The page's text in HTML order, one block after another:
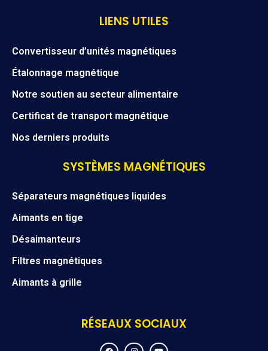
LIENS UTILES
Convertisseur d’unités magnétiques
Étalonnage magnétique
Notre soutien au secteur alimentaire
Certificat de transport magnétique
Nos derniers produits
SYSTÈMES MAGNÉTIQUES
Séparateurs magnétiques liquides
Aimants en tige
Désaimanteurs
Filtres magnétiques
Aimants à grille
RÉSEAUX SOCIAUX
F I Y